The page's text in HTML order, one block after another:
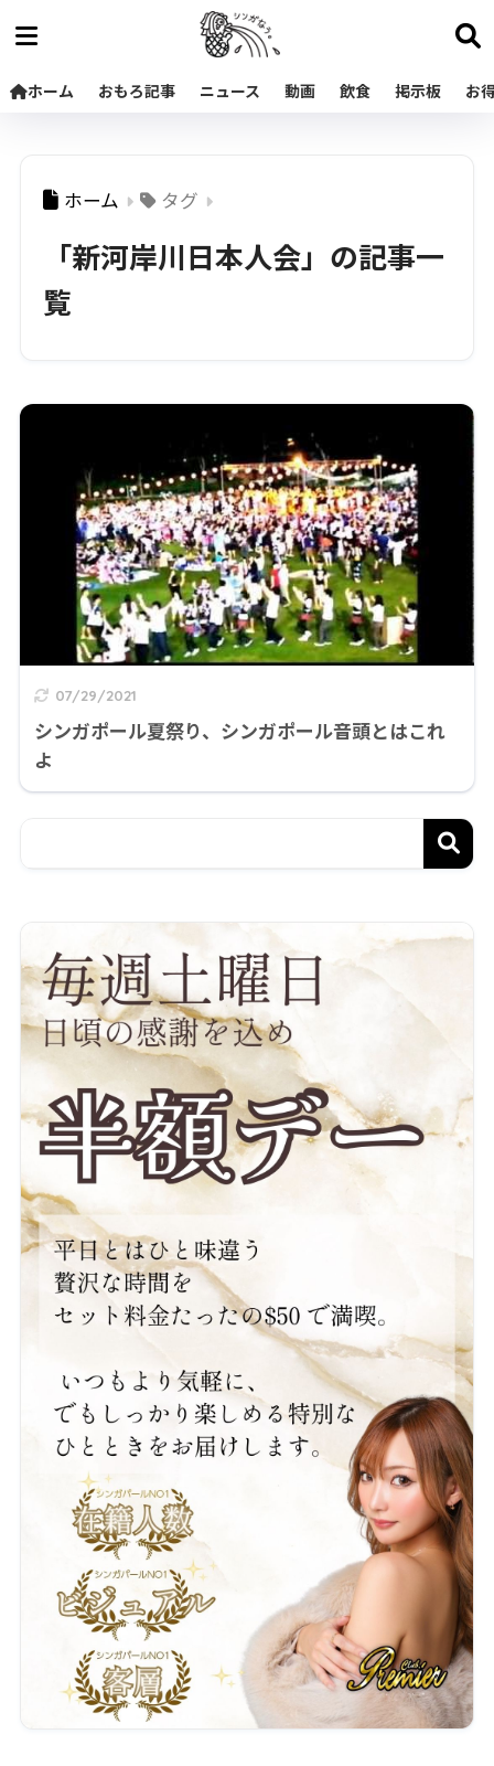
ホーム おもろ記事 ニュース 動画 飲食 掲示板 お
ホーム タグ
「新河岸川日本人会」の記事一
覧
07/29/2021
シンガポール夏祭り、シンガポール音頭とはこれ
よ